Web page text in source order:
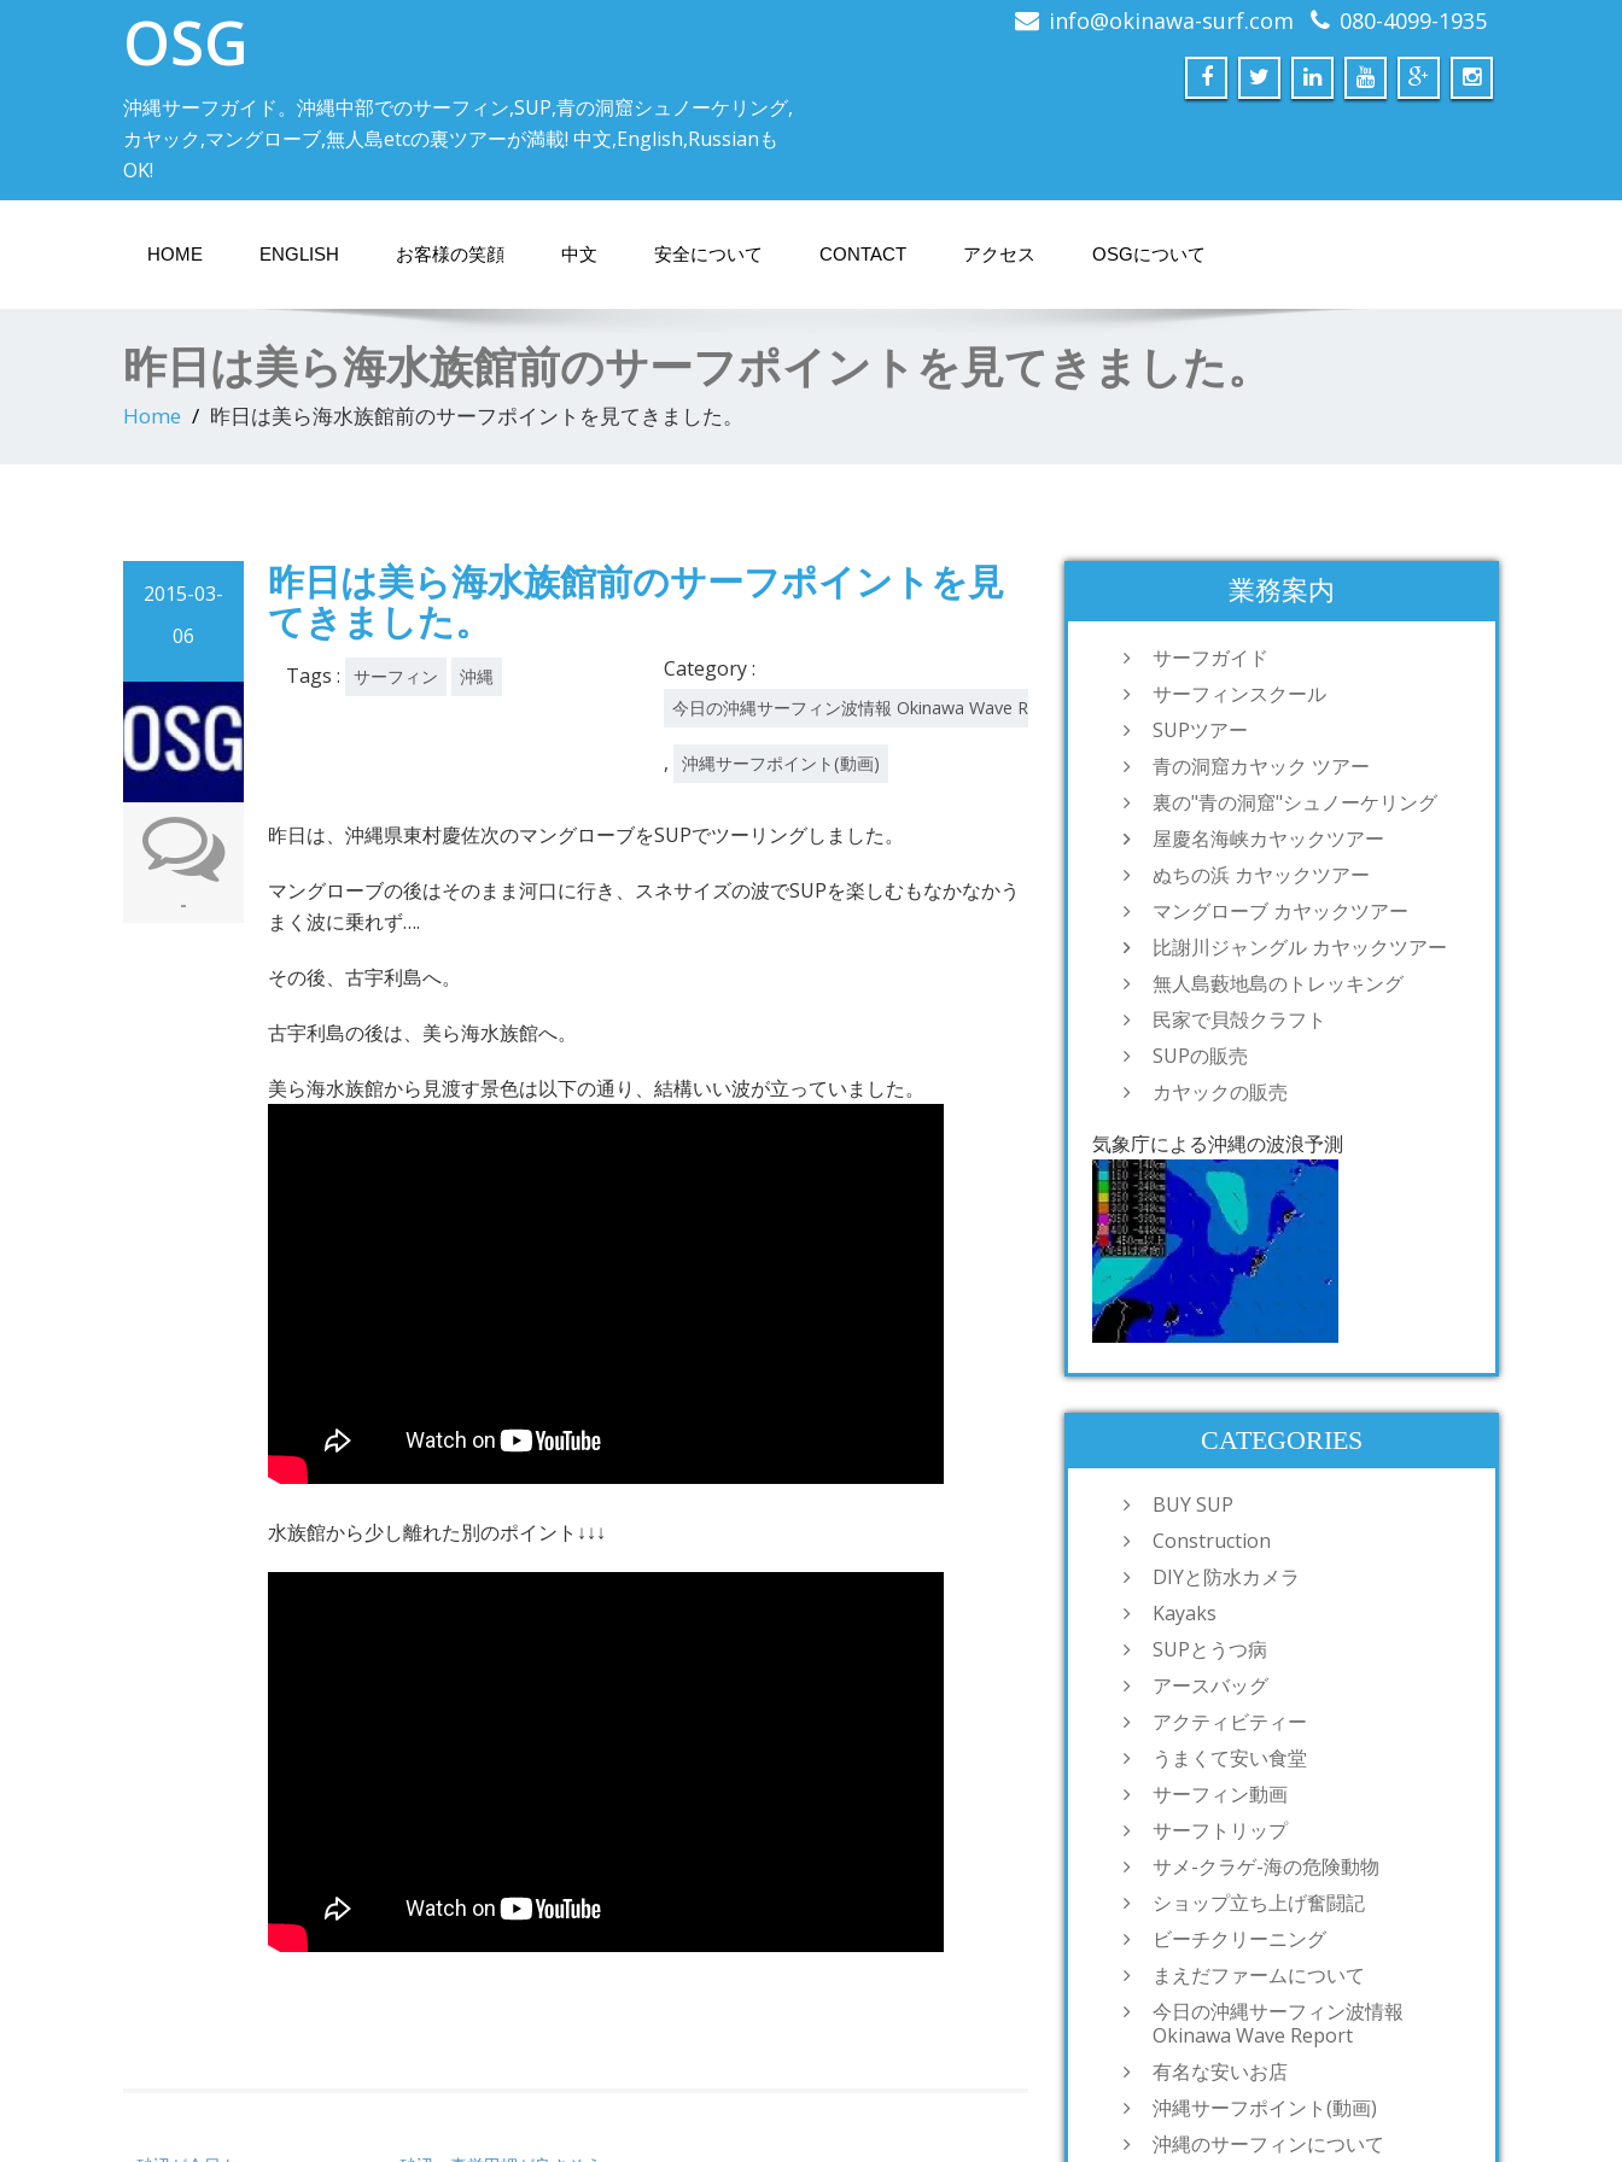
OSG
沖縄サーフガイド。沖縄中部でのサーフィン,SUP,青の洞窟シュノーケリング,
カヤック,マングローブ,無人島etcの裏ツアーが満載! 中文,English,Russianも
OK!
info@okinawa-surf.com 080-4099-1935
HOME ENGLISH お客様の笑顔 中文 安全について CONTACT アクセス OSGについて
昨日は美ら海水族館前のサーフポイントを見てきました。
Home 昨日は美ら海水族館前のサーフポイントを見てきました。
2015-03-
06
-
昨日は美ら海水族館前のサーフポイントを見
てきました。
Tags : サーフィン 沖縄 Category :
今日の沖縄サーフィン波情報 Okinawa Wave Report
, 沖縄サーフポイント(動画)
昨日は、沖縄県東村慶佐次のマングローブをSUPでツーリングしました。
マングローブの後はそのまま河口に行き、スネサイズの波でSUPを楽しむもなかなかう
まく波に乗れず….
その後、古宇利島へ。
古宇利島の後は、美ら海水族館へ。
美ら海水族館から見渡す景色は以下の通り、結構いい波が立っていました。
水族館から少し離れた別のポイント↓↓↓
業務案内
サーフガイド
サーフィンスクール
SUPツアー
青の洞窟カヤック ツアー
裏の"青の洞窟"シュノーケリング
屋慶名海峡カヤックツアー
ぬちの浜 カヤックツアー
マングローブ カヤックツアー
比謝川ジャングル カヤックツアー
無人島藪地島のトレッキング
民家で貝殻クラフト
SUPの販売
カヤックの販売
気象庁による沖縄の波浪予測
CATEGORIES
BUY SUP
Construction
DIYと防水カメラ
Kayaks
SUPとうつ病
アースバッグ
アクティビティー
うまくて安い食堂
サーフィン動画
サーフトリップ
サメ-クラゲ-海の危険動物
ショップ立ち上げ奮闘記
ビーチクリーニング
まえだファームについて
今日の沖縄サーフィン波情報
Okinawa Wave Report
有名な安いお店
沖縄サーフポイント(動画)
沖縄のサーフィンについて